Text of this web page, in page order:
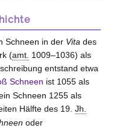
Schneen in der Vita des
(amt. 1009–1036) als
entstand etwa
Schneen ist 1055 als
Schneen 1255 als
Hälfte des 19. Jh.
oder